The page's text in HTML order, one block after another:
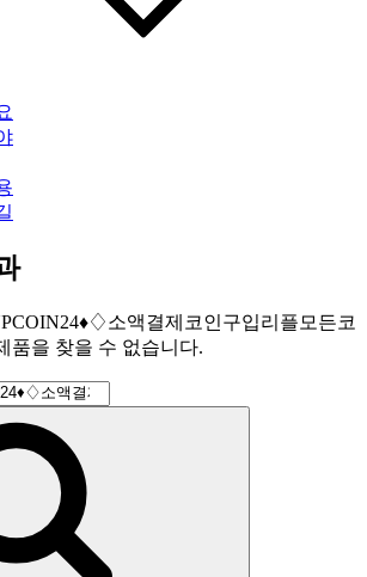
소액결제코인구입리플모든코
품을 찾을 수 없습니다.